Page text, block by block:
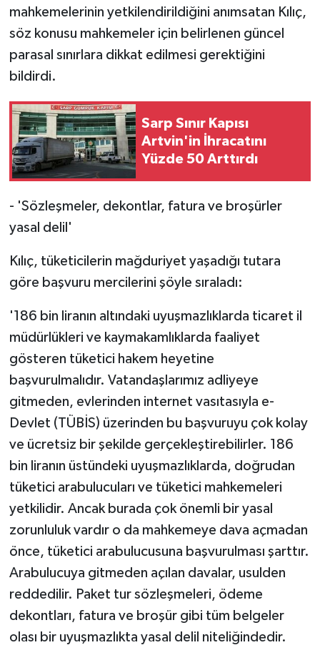
mahkemelerinin yetkilendirildiğini anımsatan Kılıç,
söz konusu mahkemeler için belirlenen güncel
parasal sınırlara dikkat edilmesi gerektiğini
bildirdi.
Sarp Sınır Kapısı
Artvin'in İhracatını
Yüzde 50 Arttırdı
- 'Sözleşmeler, dekontlar, fatura ve broşürler
yasal delil'
Kılıç, tüketicilerin mağduriyet yaşadığı tutara
göre başvuru mercilerini şöyle sıraladı:
'186 bin liranın altındaki uyuşmazlıklarda ticaret il
müdürlükleri ve kaymakamlıklarda faaliyet
gösteren tüketici hakem heyetine
başvurulmalıdır. Vatandaşlarımız adliyeye
gitmeden, evlerinden internet vasıtasıyla e-
Devlet (TÜBİS) üzerinden bu başvuruyu çok kolay
ve ücretsiz bir şekilde gerçekleştirebilirler. 186
bin liranın üstündeki uyuşmazlıklarda, doğrudan
tüketici arabulucuları ve tüketici mahkemeleri
yetkilidir. Ancak burada çok önemli bir yasal
zorunluluk vardır o da mahkemeye dava açmadan
önce, tüketici arabulucusuna başvurulması şarttır.
Arabulucuya gitmeden açılan davalar, usulden
reddedilir. Paket tur sözleşmeleri, ödeme
dekontları, fatura ve broşür gibi tüm belgeler
olası bir uyuşmazlıkta yasal delil niteliğindedir.